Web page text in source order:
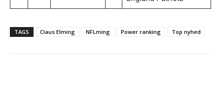
TAGS Claus Elming NFLming Power ranking Top nyhed